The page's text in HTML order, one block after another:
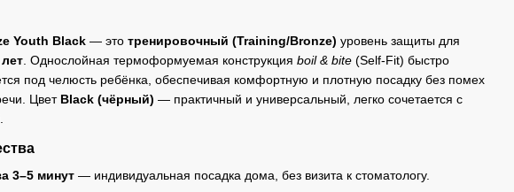
Youth Black — это тренировочный (Training/Bronze) уровень защиты для
. Однослойная термоформуемая конструкция boil & bite (Self-Fit) быстро
под челюсть ребёнка, обеспечивая комфортную и плотную посадку без помех
Цвет Black (чёрный) — практичный и универсальный, легко сочетается с
3–5 минут — индивидуальная посадка дома, без визита к стоматологу.